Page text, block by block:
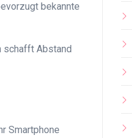
bekannte
schafft Abstand
Smartphone